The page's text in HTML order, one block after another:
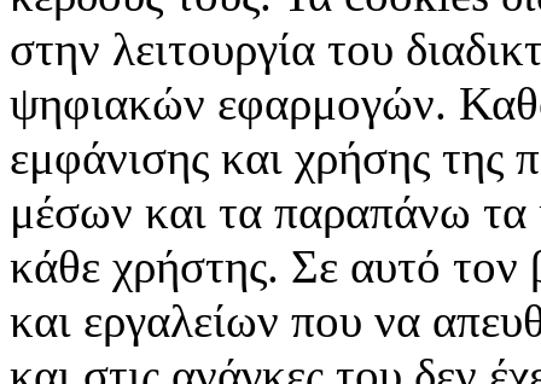
στην λειτουργία του
ψηφιακών εφαρμογών.
εμφάνισης και χρήσης της
μέσων και τα παραπάνω τα
κάθε χρήστης. Σε αυτό
και εργαλείων που να